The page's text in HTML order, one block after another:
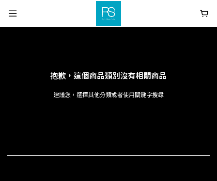
抱歉，這個商品類別沒有相關商品
建議您，選擇其他分類或者使用關鍵字搜尋